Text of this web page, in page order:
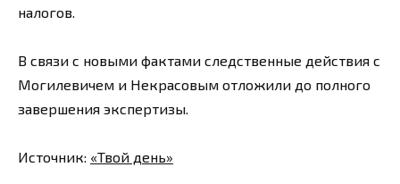
налогов.
В связи с новыми фактами следственные действия с
Могилевичем и Некрасовым отложили до полного
завершения экспертизы.
Источник: «Твой день»